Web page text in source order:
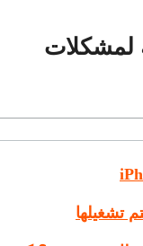
لمشكلات